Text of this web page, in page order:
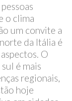
o clima
um convite a
da Itália é
O
é mais
regionais,
hoje